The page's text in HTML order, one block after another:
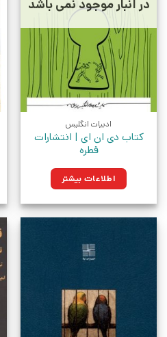
در انبار موجود نمی باشد
ادبیات انگلیس
کتاب دی ان ای | انتشارات
قطره
اطلاعات بیشتر